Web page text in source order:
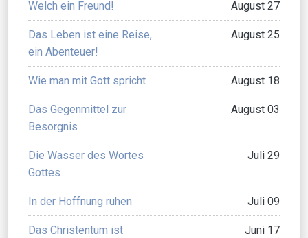
Welch ein Freund! August 27
Das Leben ist eine Reise,
ein Abenteuer!
August 25
Wie man mit Gott spricht August 18
Das Gegenmittel zur
Besorgnis
August 03
Die Wasser des Wortes
Gottes
Juli 29
In der Hoffnung ruhen Juli 09
Das Christentum ist
Juni 17